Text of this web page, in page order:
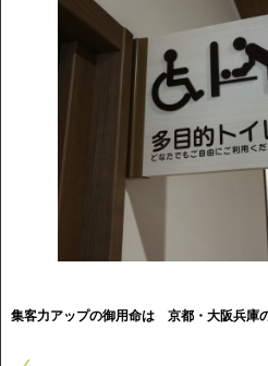
集客力アップの御用命は 京都・大阪兵庫